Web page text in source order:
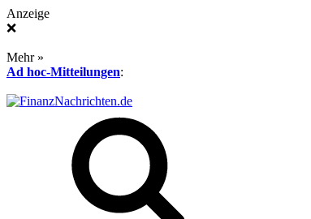
Anzeige
❌
Mehr »
Ad hoc-Mitteilungen: